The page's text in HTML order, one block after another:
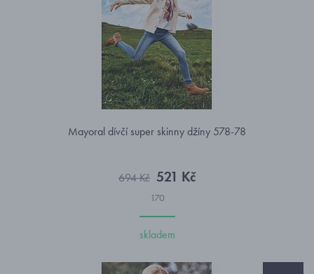
Mayoral dívčí super skinny džíny 578-78
694 Kč 521 Kč
170
skladem